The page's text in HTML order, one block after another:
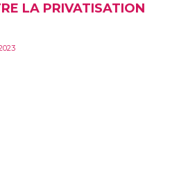
LA PRIVATISATION